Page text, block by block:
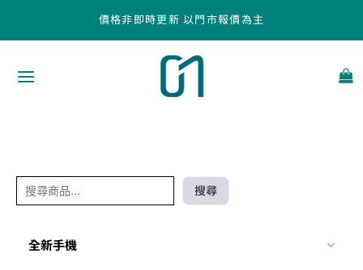
價格非即時更新 以門市報價為主
搜尋
全新手機